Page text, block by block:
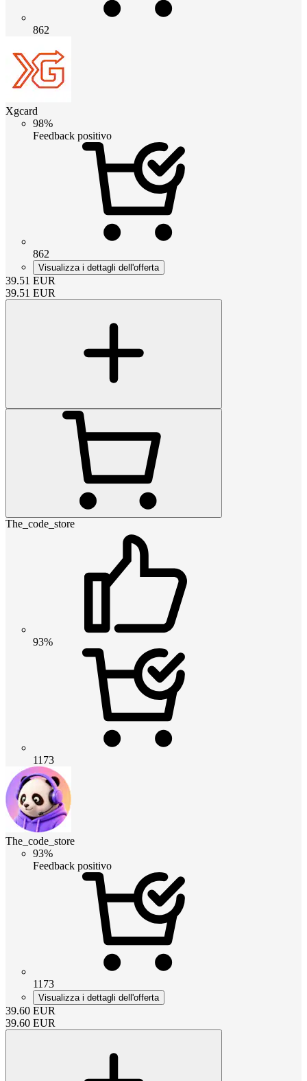
862
Xgcard
98%
Feedback positivo
862
Visualizza i dettagli dell'offerta
39.51 EUR
39.51 EUR
The_code_store
93%
1173
The_code_store
93%
Feedback positivo
1173
Visualizza i dettagli dell'offerta
39.60 EUR
39.60 EUR